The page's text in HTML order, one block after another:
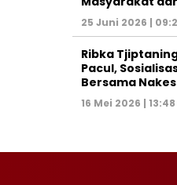
25 Juni 2026 |
Ribka
Pacul,
Bersama
16 Mei 2026 |